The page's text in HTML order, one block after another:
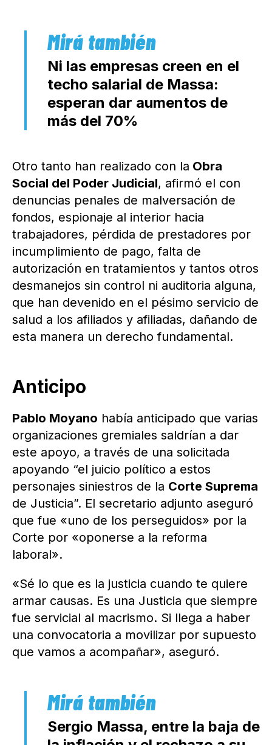
Ni las empresas creen en el
techo salarial de Massa:
esperan dar aumentos de
más del 70%
Otro tanto han realizado con la Obra
Social del Poder Judicial, afirmó el con
denuncias penales de malversación de
fondos, espionaje al interior hacia
trabajadores, pérdida de prestadores por
incumplimiento de pago, falta de
autorización en tratamientos y tantos otros
desmanejos sin control ni auditoria alguna,
que han devenido en el pésimo servicio de
salud a los afiliados y afiliadas, dañando de
esta manera un derecho fundamental.
Anticipo
Pablo Moyano había anticipado que varias
organizaciones gremiales saldrían a dar
este apoyo, a través de una solicitada
apoyando “el juicio político a estos
personajes siniestros de la Corte Suprema
de Justicia”. El secretario adjunto aseguró
que fue «uno de los perseguidos» por la
Corte por «oponerse a la reforma
laboral».
«Sé lo que es la justicia cuando te quiere
armar causas. Es una Justicia que siempre
fue servicial al macrismo. Si llega a haber
una convocatoria a movilizar por supuesto
que vamos a acompañar», aseguró.
Sergio Massa, entre la baja de